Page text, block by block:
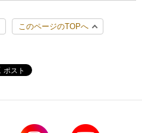
このページのTOPへ